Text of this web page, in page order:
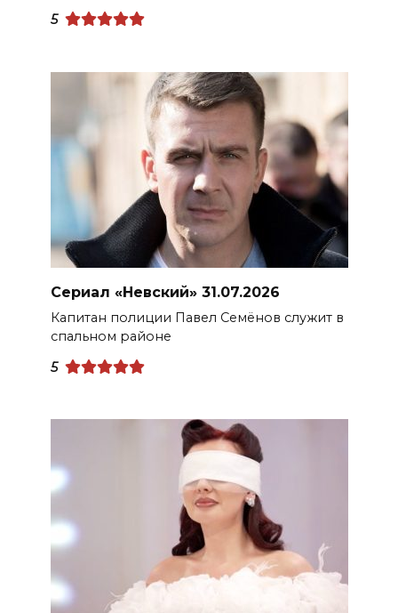
5
Сериал «Невский» 31.07.2026
Капитан полиции Павел Семёнов служит в
спальном районе
5